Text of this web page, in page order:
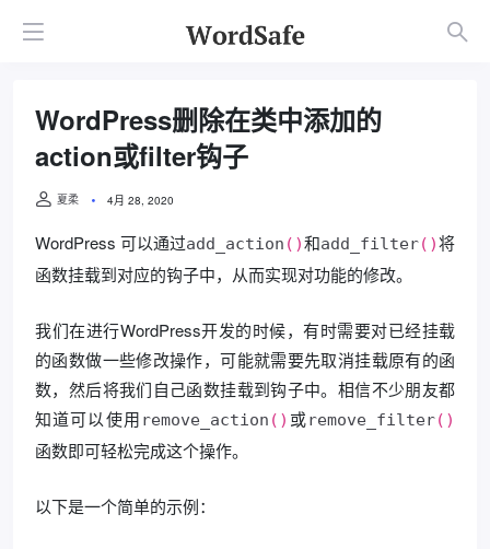
WordPress删除在类中添加的
action或filter钩子
夏柔 4月 28, 2020
WordPress 可以通过add_action ()和add_filter()将
函数挂载到对应的钩子中，从而实现对功能的修改。
我们在进行WordPress开发的时候，有时需要对已经挂载
的函数做一些修改操作，可能就需要先取消挂载原有的函
数，然后将我们自己函数挂载到钩子中。相信不少朋友都
知道可以使用 remove_action () 或remove_filter()
函数即可轻松完成这个操作。
以下是一个简单的示例：